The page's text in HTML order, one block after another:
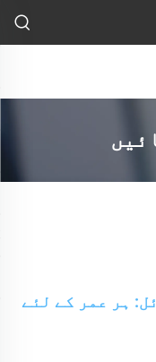
ہر عمر کے لئے